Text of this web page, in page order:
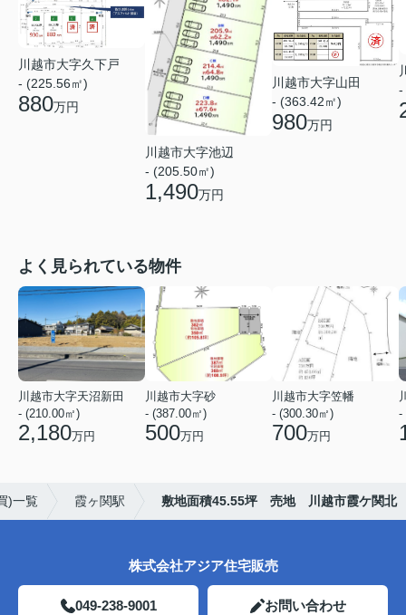
川越市大字久下戸
- (225.56㎡)
880万円
川越市大字池辺
- (205.50㎡)
1,490万円
川越市大字山田
- (363.42㎡)
980万円
-
よく見られている物件
川越市大字天沼新田
- (210.00㎡)
2,180万円
川越市大字砂
- (387.00㎡)
500万円
川越市大字笠幡
- (300.30㎡)
700万円
-
)一覧 霞ヶ関駅 敷地面積45.55坪 売地 川越市霞ケ関北
株式会社アジア住宅販売
049-238-9001 お問い合わせ